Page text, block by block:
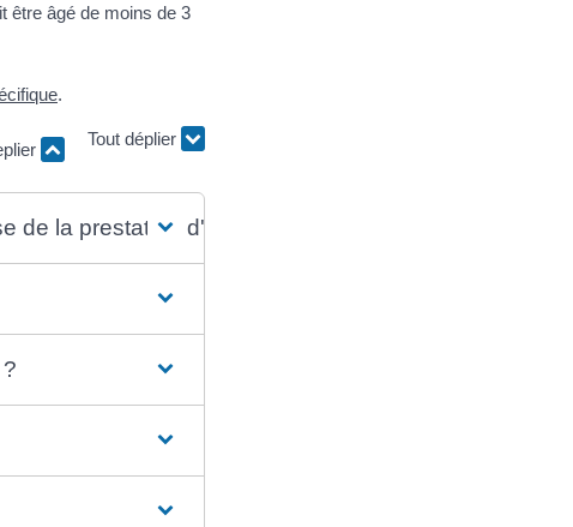
être âgé de moins de 3
.
Tout déplier
la prestation d'accueil du jeune enfant (Paje) ?